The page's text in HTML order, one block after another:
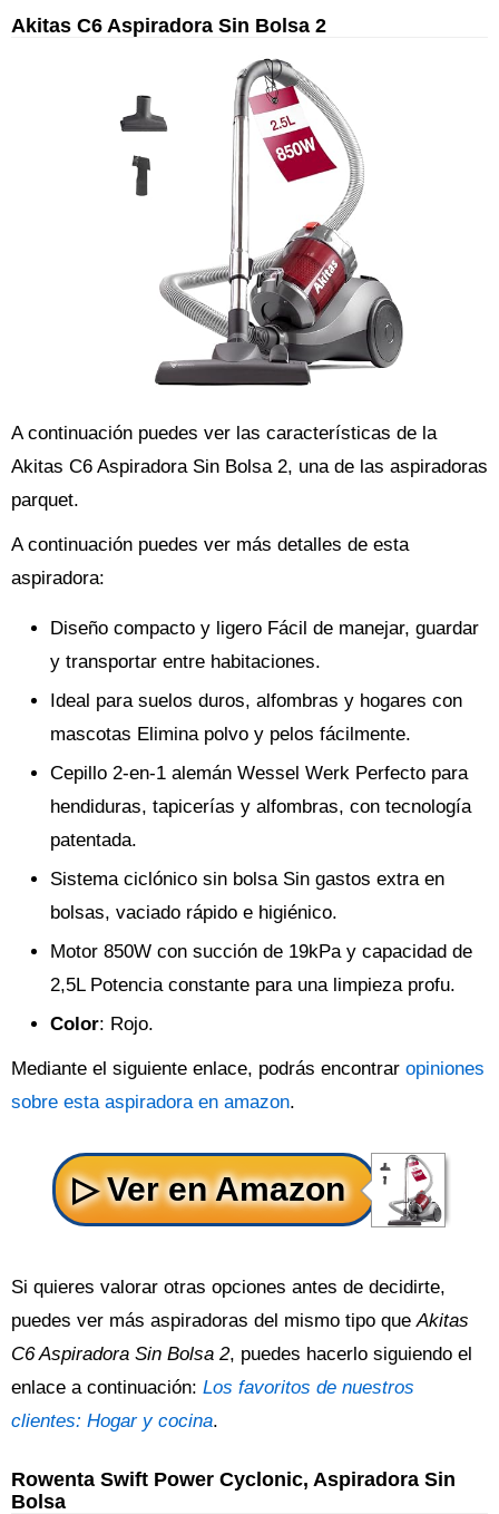
Akitas C6 Aspiradora Sin Bolsa 2
A continuación puedes ver las características de la
Akitas C6 Aspiradora Sin Bolsa 2, una de las aspiradoras
parquet.
A continuación puedes ver más detalles de esta
aspiradora:
Diseño compacto y ligero Fácil de manejar, guardar
y transportar entre habitaciones.
Ideal para suelos duros, alfombras y hogares con
mascotas Elimina polvo y pelos fácilmente.
Cepillo 2-en-1 alemán Wessel Werk Perfecto para
hendiduras, tapicerías y alfombras, con tecnología
patentada.
Sistema ciclónico sin bolsa Sin gastos extra en
bolsas, vaciado rápido e higiénico.
Motor 850W con succión de 19kPa y capacidad de
2,5L Potencia constante para una limpieza profu.
Color: Rojo.
Mediante el siguiente enlace, podrás encontrar opiniones
sobre esta aspiradora en amazon.
Si quieres valorar otras opciones antes de decidirte,
puedes ver más aspiradoras del mismo tipo queAkitas
C6 Aspiradora Sin Bolsa 2, puedes hacerlo siguiendo el
enlace a continuación: Los favoritos de nuestros
clientes: Hogar y cocina.
Rowenta Swift Power Cyclonic, Aspiradora Sin
Bolsa